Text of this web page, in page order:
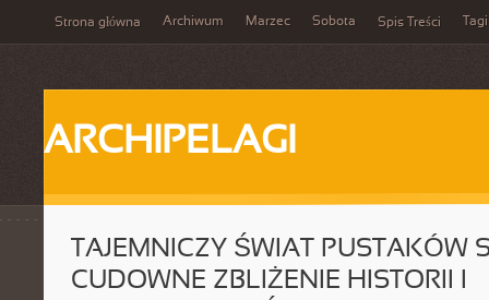
Strona główna Archiwum Marzec Sobota Spis Treści Tagi
ARCHIPELAGI
TAJEMNICZY ŚWIAT PUSTAKÓW
CUDOWNE ZBLIŻENIE HISTORII I